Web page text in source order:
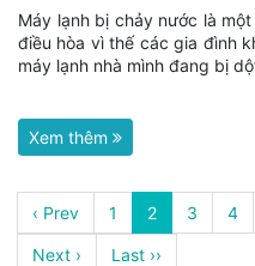
Máy lạnh bị chảy nước là
điều hòa vì thế các gia đình
máy lạnh nhà mình đang bị
Xem thêm
‹ Prev 1 2 3 4
Next › Last ››